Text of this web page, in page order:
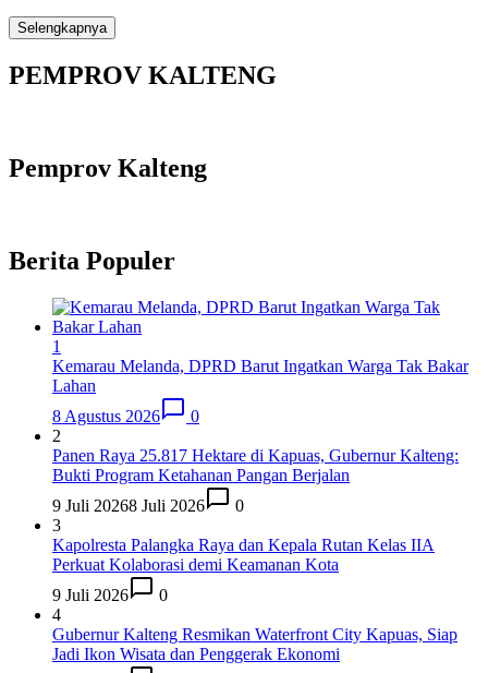
Selengkapnya
PEMPROV KALTENG
Pemprov Kalteng
Berita Populer
1
Kemarau Melanda, DPRD Barut Ingatkan Warga Tak Bakar
Lahan
8 Agustus 2026
0
2
Panen Raya 25.817 Hektare di Kapuas, Gubernur Kalteng:
Bukti Program Ketahanan Pangan Berjalan
9 Juli 20268 Juli 2026
0
3
Kapolresta Palangka Raya dan Kepala Rutan Kelas IIA
Perkuat Kolaborasi demi Keamanan Kota
9 Juli 2026
0
4
Gubernur Kalteng Resmikan Waterfront City Kapuas, Siap
Jadi Ikon Wisata dan Penggerak Ekonomi